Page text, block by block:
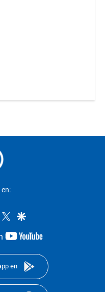
instagram
twittergoogle
youtube-
en